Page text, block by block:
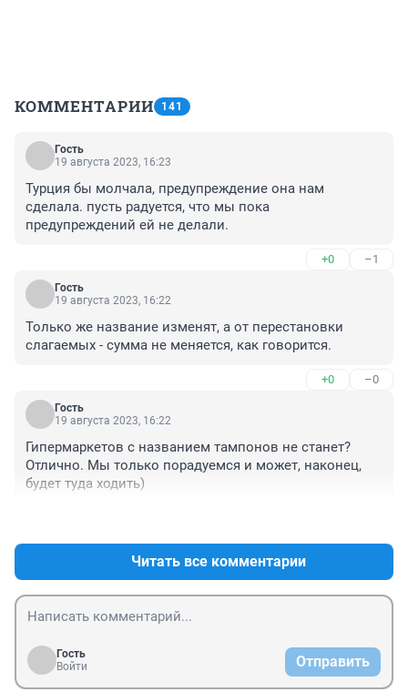
КОММЕНТАРИИ 141
Гость
19 августа 2023, 16:23
Турция бы молчала, предупреждение она нам
сделала. пусть радуется, что мы пока
предупреждений ей не делали.
+0 –1
Гость
19 августа 2023, 16:22
Только же название изменят, а от перестановки
слагаемых - сумма не меняется, как говорится.
+0 –0
Гость
19 августа 2023, 16:22
Гипермаркетов с названием тампонов не станет?
Отлично. Мы только порадуемся и может, наконец,
будет туда ходить)
Читать все комментарии
Гость
Войти
Отправить